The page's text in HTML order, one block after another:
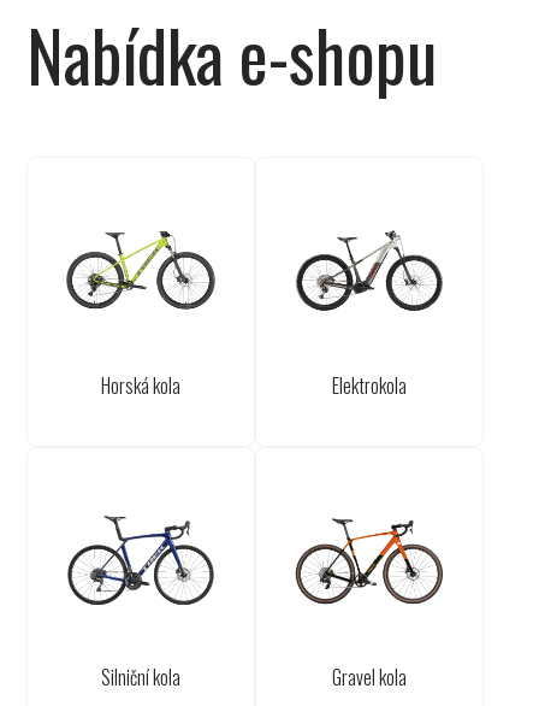
Nabídka e-shopu
Horská kola Elektrokola
Silniční kola Gravel kola